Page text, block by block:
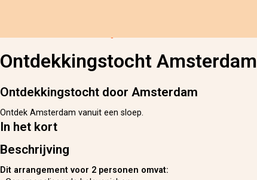
Ontdekkingstocht Amsterdam
Ontdekkingstocht door Amsterdam
Ontdek Amsterdam vanuit een sloep.
In het kort
Beschrijving
Dit arrangement voor 2 personen omvat: